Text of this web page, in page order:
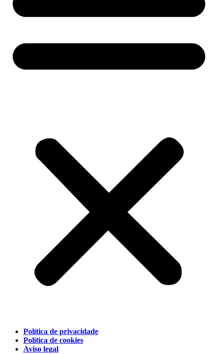
Política de privacidade
Política de cookies
Aviso legal